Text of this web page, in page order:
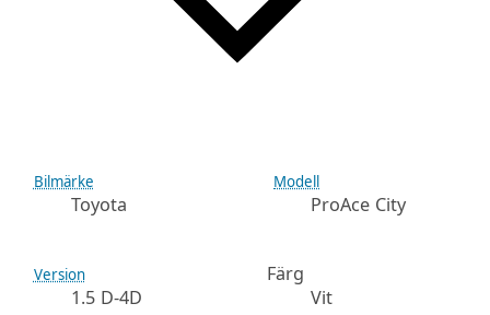
Bilmärke
Toyota
Modell
ProAce City
Version
1.5 D-4D
Färg
Vit